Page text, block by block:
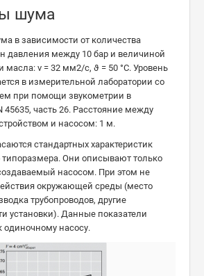
шума
в зависимости от количества
давления между 10 бар и величиной
масла: ν = 32 мм2/с, ϑ = 50 °C. Уровень
в измерительной лаборатории со
при помощи звукометрии в
45635, часть 26. Расстояние между
и насосом: 1 м.
стандартных характеристик
типоразмера. Они описывают только
насосом. При этом не
окружающей среды (место
трубопроводов, другие
установки). Данные показатели
одиночному насосу.